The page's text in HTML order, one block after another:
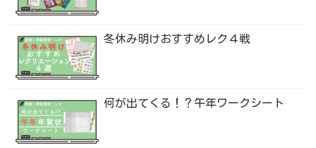
冬休み明けおすすめレク４戦
何が出てくる！？午年ワークシート